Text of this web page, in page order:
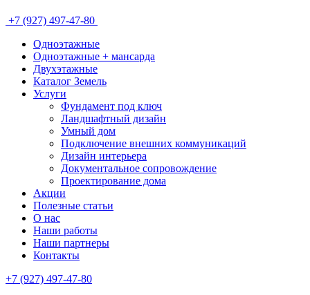
+7 (927) 497-47-80
Одноэтажные
Одноэтажные + мансарда
Двухэтажные
Каталог Земель
Услуги
Фундамент под ключ
Ландшафтный дизайн
Умный дом
Подключение внешних коммуникаций
Дизайн интерьера
Документальное сопровождение
Проектирование дома
Акции
Полезные статьи
О нас
Наши работы
Наши партнеры
Контакты
+7 (927) 497-47-80